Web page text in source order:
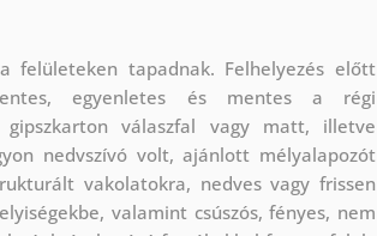
felületeken tapadnak. Felhelyezés előtt
egyenletes és mentes a régi
válaszfal vagy matt, illetve
nedvszívó volt, ajánlott mélyalapozót
vakolatokra, nedves vagy frissen
valamint csúszós, fényes, nem